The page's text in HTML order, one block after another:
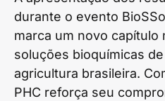
durante o evento
marca um novo capítulo
soluções bioquímicas
agricultura brasileira.
PHC reforça seu